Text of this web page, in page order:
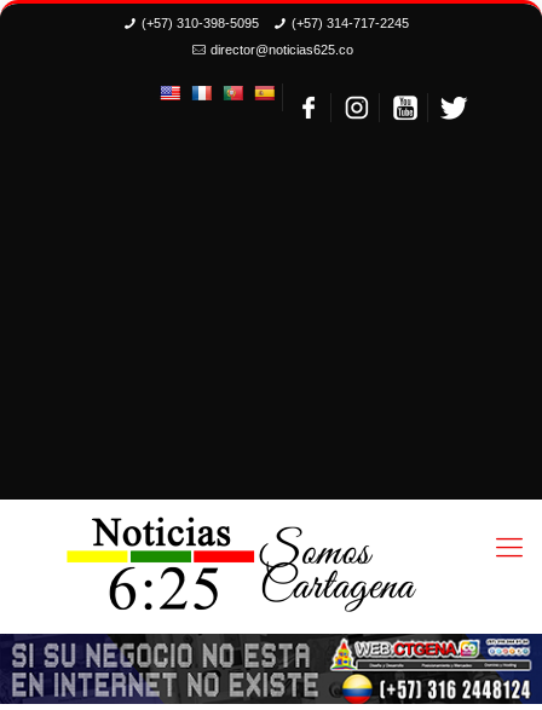
(+57) 310-398-5095
(+57) 314-717-2245
director@noticias625.co